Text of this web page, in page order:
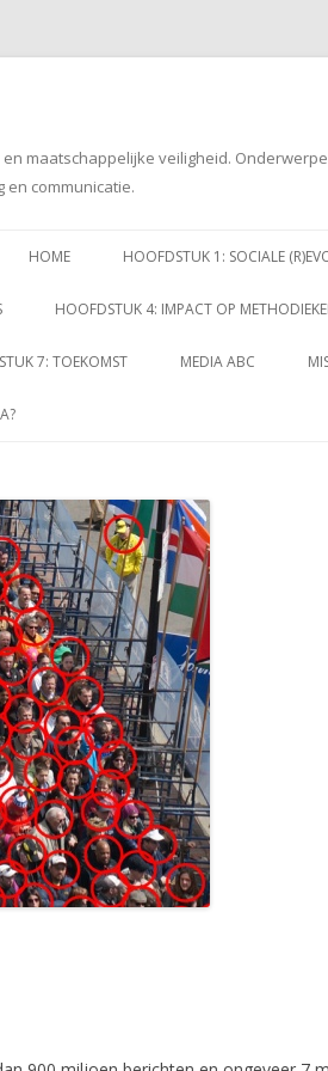
maatschappelijke veiligheid.
communicatie.
naar
HOME HOOFDSTUK 1: SOCIALE
HOOFDSTUK 4: IMPACT OP
7: TOEKOMST MEDIA ABC